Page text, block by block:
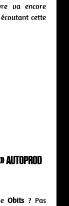
va encore
cette
Autoprod
Obits? Pas